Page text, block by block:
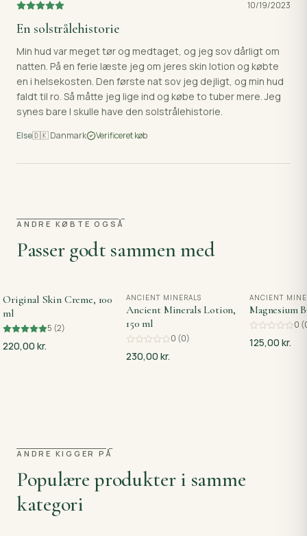
10/19/2023
En solstrålehistorie
Min hud var meget tør og medtaget, og jeg sov dårligt om
natten. På en ferie læste jeg om jeres skin lotion og købte
en i helsekosten. Den første nat sov jeg dejligt, og min hud
faldt til ro. Så måtte jeg lige ind og købe to tuber mere. Jeg
synes bare I skulle have den solstrålehistorie.
Else🇩🇰Danmark Verificeret køb
ANDRE KØBTE OGSÅ
Passer godt sammen med
Original Skin Creme, 100
ml
5 (2)
220,00 kr.
ANCIENT MINERALS
Ancient Minerals Lotion,
150 ml
0 (0)
230,00 kr.
ANCIENT
Magnesium
0 (
125,00 kr.
ANDRE KIGGER PÅ
Populære produkter i samme
kategori